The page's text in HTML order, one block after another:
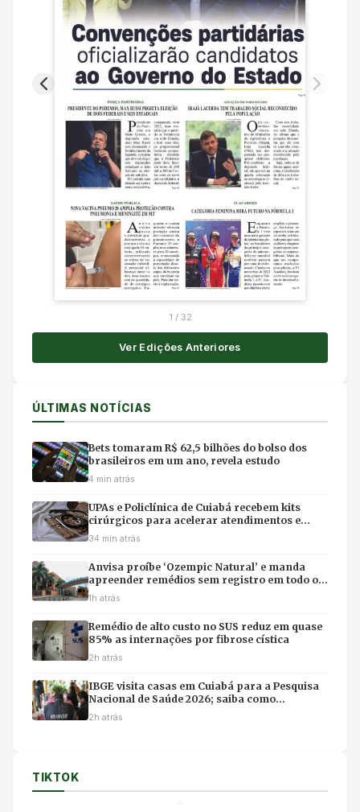
1 / 32
Ver Edições Anteriores
ÚLTIMAS NOTÍCIAS
Bets tomaram R$ 62,5 bilhões do bolso dos
brasileiros em um ano, revela estudo
4 min atrás
UPAs e Policlínica de Cuiabá recebem kits
cirúrgicos para acelerar atendimentos e
evitar filas em hospitais
34 min atrás
Anvisa proíbe ‘Ozempic Natural’ e manda
apreender remédios sem registro em todo o
Brasil
1h atrás
Remédio de alto custo no SUS reduz em quase
85% as internações por fibrose cística
2h atrás
IBGE visita casas em Cuiabá para a Pesquisa
Nacional de Saúde 2026; saiba como
identificar entrevistadores
2h atrás
TIKTOK